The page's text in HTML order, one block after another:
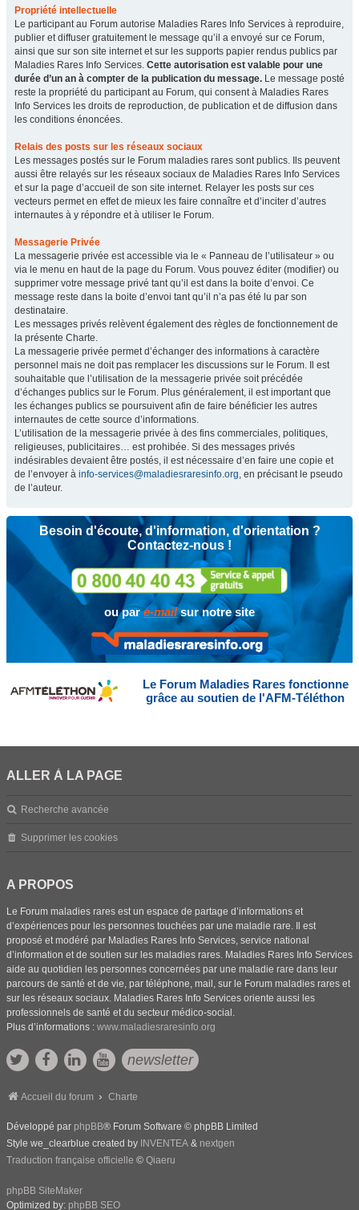
Propriété intellectuelle
Le participant au Forum autorise Maladies Rares Info Services à reproduire,
publier et diffuser gratuitement le message qu’il a envoyé sur ce Forum,
ainsi que sur son site internet et sur les supports papier rendus publics par
Maladies Rares Info Services. Cette autorisation est valable pour une
durée d’un an à compter de la publication du message. Le message posté
reste la propriété du participant au Forum, qui consent à Maladies Rares
Info Services les droits de reproduction, de publication et de diffusion dans
les conditions énoncées.
Relais des posts sur les réseaux sociaux
Les messages postés sur le Forum maladies rares sont publics. Ils peuvent
aussi être relayés sur les réseaux sociaux de Maladies Rares Info Services
et sur la page d’accueil de son site internet. Relayer les posts sur ces
vecteurs permet en effet de mieux les faire connaître et d’inciter d’autres
internautes à y répondre et à utiliser le Forum.
Messagerie Privée
La messagerie privée est accessible via le « Panneau de l’utilisateur » ou
via le menu en haut de la page du Forum. Vous pouvez éditer (modifier) ou
supprimer votre message privé tant qu’il est dans la boite d’envoi. Ce
message reste dans la boite d’envoi tant qu’il n’a pas été lu par son
destinataire.
Les messages privés relèvent également des règles de fonctionnement de
la présente Charte.
La messagerie privée permet d’échanger des informations à caractère
personnel mais ne doit pas remplacer les discussions sur le Forum. Il est
souhaitable que l’utilisation de la messagerie privée soit précédée
d’échanges publics sur le Forum. Plus généralement, il est important que
les échanges publics se poursuivent afin de faire bénéficier les autres
internautes de cette source d’informations.
L’utilisation de la messagerie privée à des fins commerciales, politiques,
religieuses, publicitaires… est prohibée. Si des messages privés
indésirables devaient être postés, il est nécessaire d’en faire une copie et
de l’envoyer à info-services@maladiesraresinfo.org, en précisant le pseudo
de l’auteur.
Besoin d'écoute, d'information, d'orientation ?
Contactez-nous !
ou pare-mailsur notre site
Le Forum Maladies Rares fonctionne
grâce au soutien de l'AFM-Téléthon
ALLER À LA PAGE
Recherche avancée
Supprimer les cookies
A PROPOS
Le Forum maladies rares est un espace de partage d’informations et
d’expériences pour les personnes touchées par une maladie rare. Il est
proposé et modéré par Maladies Rares Info Services, service national
d’information et de soutien sur les maladies rares. Maladies Rares Info Services
aide au quotidien les personnes concernées par une maladie rare dans leur
parcours de santé et de vie, par téléphone, mail, sur le Forum maladies rares et
sur les réseaux sociaux. Maladies Rares Info Services oriente aussi les
professionnels de santé et du secteur médico-social.
Plus d’informations : www.maladiesraresinfo.org
newsletter
Accueil du forum Charte
Développé par phpBB® Forum Software © phpBB Limited
Style we_clearblue created by INVENTEA & nextgen
Traduction française officielle © Qiaeru
phpBB SiteMaker
Optimized by: phpBB SEO